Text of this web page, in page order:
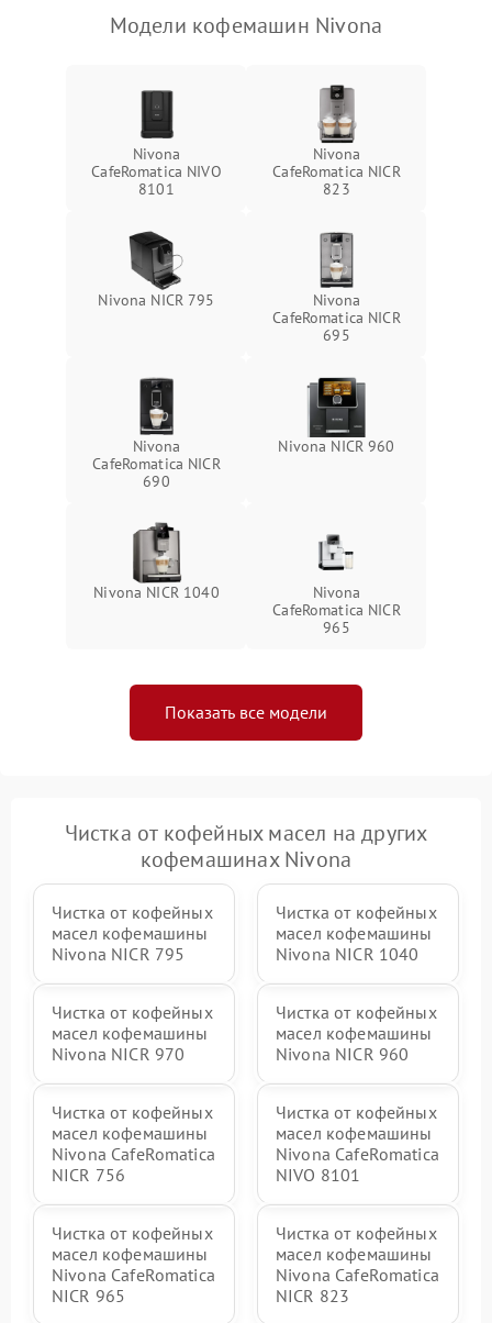
Модели кофемашин Nivona
Nivona
CafeRomatica NIVO
8101
Nivona
CafeRomatica NICR
823
Nivona NICR 795
Nivona
CafeRomatica NICR
695
Nivona
CafeRomatica NICR
690
Nivona NICR 960
Nivona NICR 1040
Nivona
CafeRomatica NICR
965
Показать все модели
Чистка от кофейных масел на других
кофемашинах Nivona
Чистка от кофейных
масел кофемашины
Nivona NICR 795
Чистка от кофейных
масел кофемашины
Nivona NICR 1040
Чистка от кофейных
масел кофемашины
Nivona NICR 970
Чистка от кофейных
масел кофемашины
Nivona NICR 960
Чистка от кофейных
масел кофемашины
Nivona CafeRomatica
NICR 756
Чистка от кофейных
масел кофемашины
Nivona CafeRomatica
NIVO 8101
Чистка от кофейных
масел кофемашины
Nivona CafeRomatica
NICR 965
Чистка от кофейных
масел кофемашины
Nivona CafeRomatica
NICR 823